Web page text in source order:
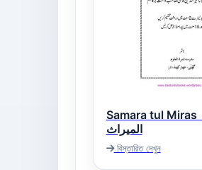
Samara tul Miras ثمرۃ
المیراث
বিস্তারিত দেখুন